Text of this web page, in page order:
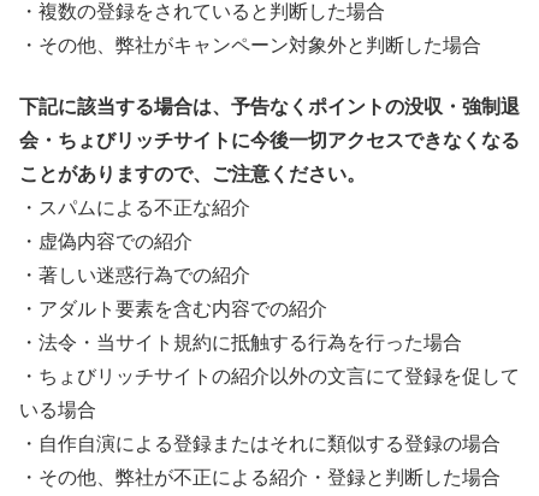
・複数の登録をされていると判断した場合
・その他、弊社がキャンペーン対象外と判断した場合
下記に該当する場合は、予告なくポイントの没収・強制退
会・ちょびリッチサイトに今後一切アクセスできなくなる
ことがありますので、ご注意ください。
・スパムによる不正な紹介
・虚偽内容での紹介
・著しい迷惑行為での紹介
・アダルト要素を含む内容での紹介
・法令・当サイト規約に抵触する行為を行った場合
・ちょびリッチサイトの紹介以外の文言にて登録を促して
いる場合
・自作自演による登録またはそれに類似する登録の場合
・その他、弊社が不正による紹介・登録と判断した場合